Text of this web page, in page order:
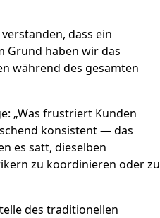
dass ein
Grund haben wir das
während des gesamten
„Was frustriert Kunden
konsistent — das
es satt, dieselben
zu koordinieren oder zu
des traditionellen